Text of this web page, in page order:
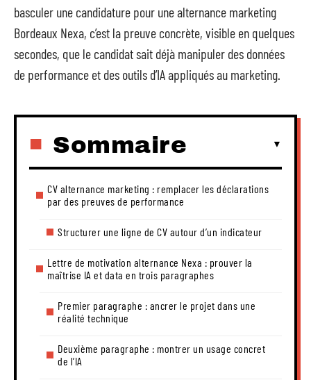
basculer une candidature pour une alternance marketing
Bordeaux Nexa, c’est la preuve concrète, visible en quelques
secondes, que le candidat sait déjà manipuler des données
de performance et des outils d’IA appliqués au marketing.
Sommaire
CV alternance marketing : remplacer les déclarations
par des preuves de performance
Structurer une ligne de CV autour d’un indicateur
Lettre de motivation alternance Nexa : prouver la
maîtrise IA et data en trois paragraphes
Premier paragraphe : ancrer le projet dans une
réalité technique
Deuxième paragraphe : montrer un usage concret
de l’IA